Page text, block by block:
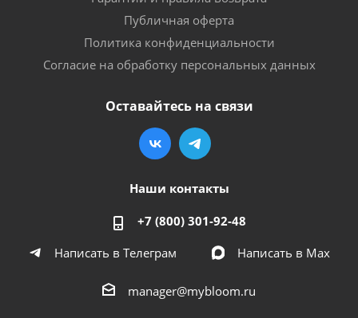
Публичная оферта
Политика конфиденциальности
Согласие на обработку персональных данных
Оставайтесь на связи
Наши контакты
+7 (800) 301-92-48
Написать в Телеграм
Написать в Мах
manager@mybloom.ru